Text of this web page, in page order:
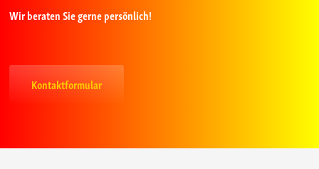
Wir beraten Sie gerne persönlich!
Kontaktformular